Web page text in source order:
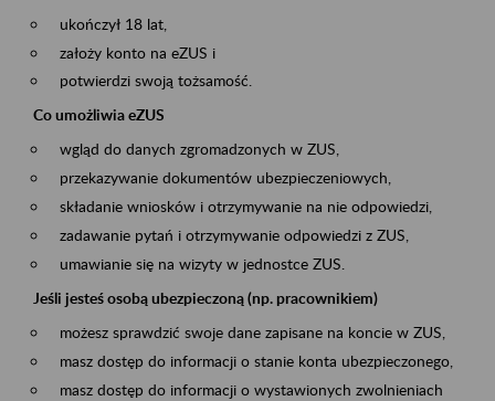
ukończył 18 lat,
założy konto na eZUS i
potwierdzi swoją tożsamość.
Co umożliwia eZUS
wgląd do danych zgromadzonych w ZUS,
przekazywanie dokumentów ubezpieczeniowych,
składanie wniosków i otrzymywanie na nie odpowiedzi,
zadawanie pytań i otrzymywanie odpowiedzi z ZUS,
umawianie się na wizyty w jednostce ZUS.
Jeśli jesteś osobą ubezpieczoną (np. pracownikiem)
możesz sprawdzić swoje dane zapisane na koncie w ZUS,
masz dostęp do informacji o stanie konta ubezpieczonego,
masz dostęp do informacji o wystawionych zwolnieniach